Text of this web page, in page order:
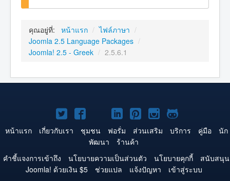
คุณอยู่ที่: หน้าแรก / ไฟล์ภาษา /
Joomla 2.5 Language Packages /
Joomla! 2.5 - Greek / 2.5.6.1
Joomla!
บน
Twitter
Joomla!
บน
Facebook
Joomla!
บน
YouTube
Joomla!
บน
LinkedIn
Joomla!
บน
Pinterest
Joomla!
บน
Joomla!
บน
หน้าแรก เกี่ยวกับเรา ชุมชน ฟอรั่ม ส่วนเสริม บริการ คู่มือ
นัก
พัฒนา
ร้านค้า
คำชี้แจงการเข้าถึง
นโยบายความเป็นส่วนตัว นโยบายคุกกี้
สนับสนุน
Joomla! ด้วยเงิน $5
ช่วยแปล แจ้งปัญหา
เข้าสู่ระบบ